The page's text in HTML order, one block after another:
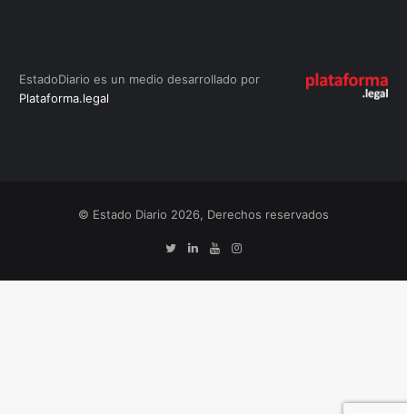
EstadoDiario es un medio desarrollado por
Plataforma.legal
© Estado Diario 2026, Derechos reservados